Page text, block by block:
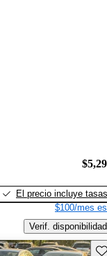
El precio incluye tasas
$100/mes
Verif. disponibilidad